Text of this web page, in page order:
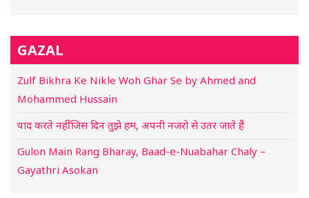
GAZAL
Zulf Bikhra Ke Nikle Woh Ghar Se by Ahmed and
Mohammed Hussain
याद करते नहीं जिस दिन तुझे हम, अपनी नजरो से उतर जाते हैं
Gulon Main Rang Bharay, Baad-e-Nuabahar Chaly –
Gayathri Asokan